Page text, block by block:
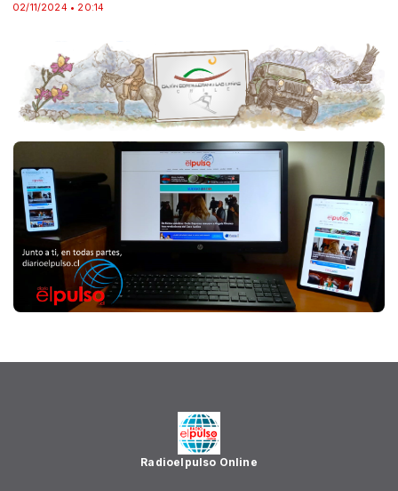
02/11/2024 • 20:14
Radioelpulso Online